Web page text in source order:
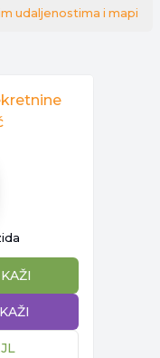
udaljenostima i mapi